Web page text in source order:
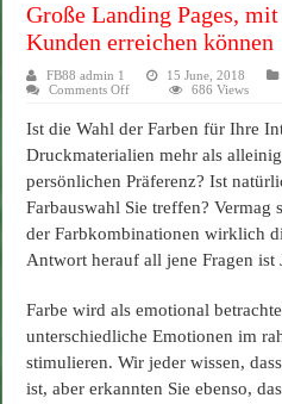
Große Landing Pages,
Kunden erreichen können
FB88 admin 1 15 June, 2018
Comments Offon
Pages,
denen
Sie
mehr
Kunden
erreichen
können
686 Views
Ist die Wahl der Farben für Ihre
Druckmaterialien mehr als
persönlichen Präferenz? Ist
Farbauswahl Sie treffen?
der Farbkombinationen wirklich
Antwort herauf all jene Fragen ist
Farbe wird als emotional
unterschiedliche Emotionen im
stimulieren. Wir jeder wissen,
ist, aber erkannten Sie ebenso,